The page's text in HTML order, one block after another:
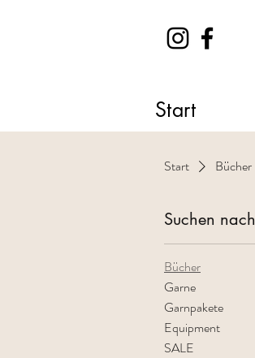
Start
Start Bücher
Suchen nach
Bücher
Garne
Garnpakete
Equipment
SALE